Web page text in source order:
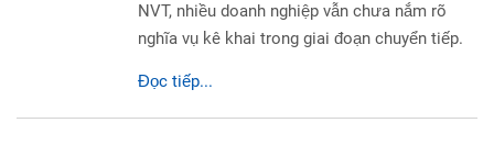
NVT, nhiều doanh nghiệp vẫn chưa nắm rõ
nghĩa vụ kê khai trong giai đoạn chuyển tiếp.
Đọc tiếp...